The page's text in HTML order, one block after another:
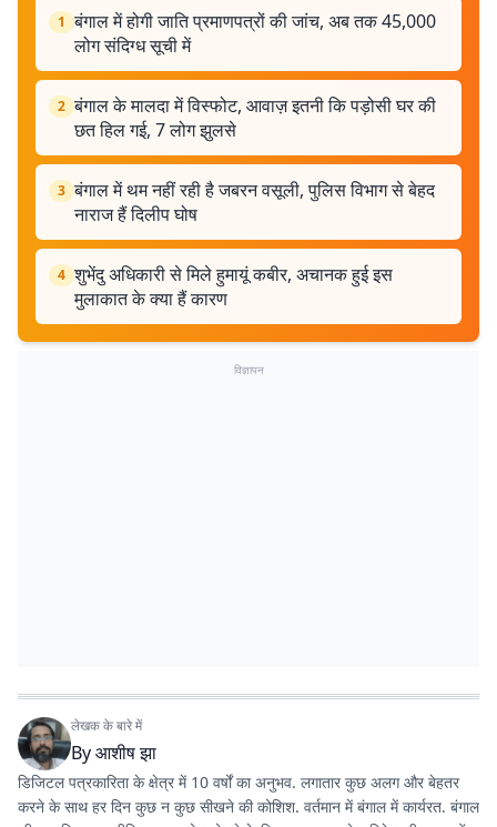
1 बंगाल में होगी जाति प्रमाणपत्रों की जांच, अब तक 45,000
लोग संदिग्ध सूची में
2 बंगाल के मालदा में विस्फोट, आवाज़ इतनी कि पड़ोसी घर की
छत हिल गई, 7 लोग झुलसे
3 बंगाल में थम नहीं रही है जबरन वसूली, पुलिस विभाग से बेहद
नाराज हैं दिलीप घोष
4 शुभेंदु अधिकारी से मिले हुमायूं कबीर, अचानक हुई इस
मुलाकात के क्या हैं कारण
विज्ञापन
लेखक के बारे में
Byआशीष झा
डिजिटल पत्रकारिता के क्षेत्र में 10 वर्षों का अनुभव. लगातार कुछ अलग और बेहतर
करने के साथ हर दिन कुछ न कुछ सीखने की कोशिश. वर्तमान में बंगाल में कार्यरत. बंगाल